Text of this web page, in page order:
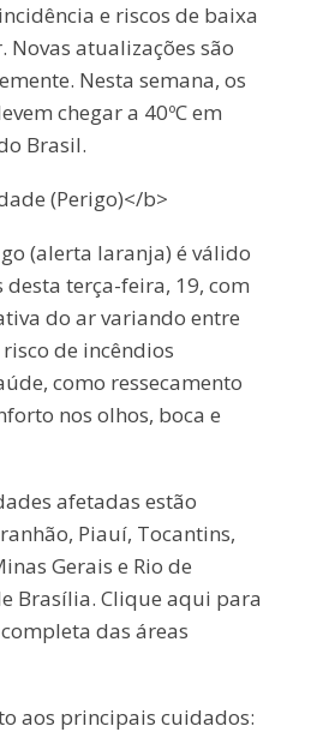
e riscos de baixa
Novas atualizações são
Nesta semana, os
chegar a 40ºC em
Brasil.
(Perigo)</b>
(alerta laranja) é válido
desta terça-feira, 19, com
do ar variando entre
risco de incêndios
como ressecamento
nos olhos, boca e
afetadas estão
Piauí, Tocantins,
Gerais e Rio de
Brasília. Clique aqui para
das áreas
aos principais cuidados: